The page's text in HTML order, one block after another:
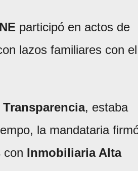
participó en actos de
lazos familiares con el
, estaba
la mandataria
con Inmobiliaria Alta